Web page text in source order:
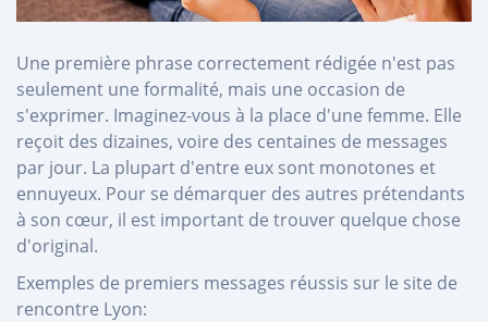
Une première phrase correctement rédigée n'est pas
seulement une formalité, mais une occasion de
s'exprimer. Imaginez-vous à la place d'une femme. Elle
reçoit des dizaines, voire des centaines de messages
par jour. La plupart d'entre eux sont monotones et
ennuyeux. Pour se démarquer des autres prétendants
à son cœur, il est important de trouver quelque chose
d'original.
Exemples de premiers messages réussis sur le site de
rencontre Lyon: